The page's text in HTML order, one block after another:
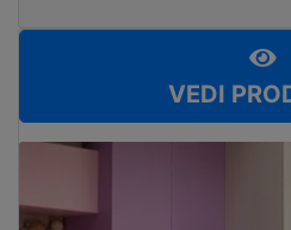
VEDI